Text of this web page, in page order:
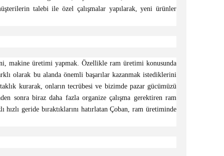
talebi ile özel çalışmalar yapılarak, yeni ürünler
makine üretimi yapmak. Özellikle ram üretimi konusunda
olarak bu alanda önemli başarılar kazanmak istediklerini
kurarak, onların tecrübesi ve bizimde pazar gücümüzü
sonra biraz daha fazla organize çalışma gerektiren ram
geride bıraktıklarını hatırlatan Çoban, ram üretiminde